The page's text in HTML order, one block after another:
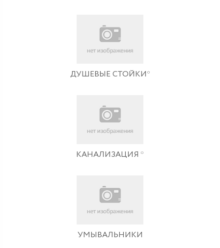
ДУШЕВЫЕ СТОЙКИ*
КАНАЛИЗАЦИЯ *
УМЫВАЛЬНИКИ